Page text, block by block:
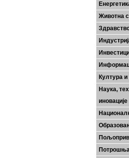
Животна
Култура и
Наука,
иновације